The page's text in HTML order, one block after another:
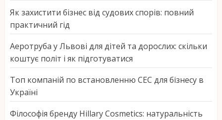
Як захистити бізнес від судових спорів: повний
практичний гід
Аеротруба у Львові для дітей та дорослих: скільки
коштує політ і як підготуватися
Топ компаній по встановленню СЕС для бізнесу в
Україні
Філософія бренду Hillary Cosmetics: натуральність